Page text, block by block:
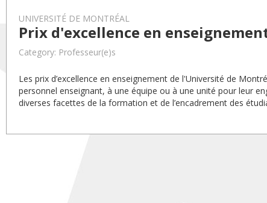
UNIVERSITÉ DE MONTRÉAL
Prix d'excellence en
Category: Professeur(e)s
Les prix d’excellence en enseignement de l'Université de
personnel enseignant, à une équipe ou à une unité pour leur
diverses facettes de la formation et de l’encadrement des